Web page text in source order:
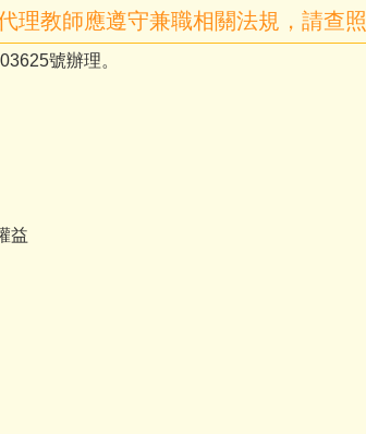
理教師應遵守兼職相關法規，請查照
號辦理。
益